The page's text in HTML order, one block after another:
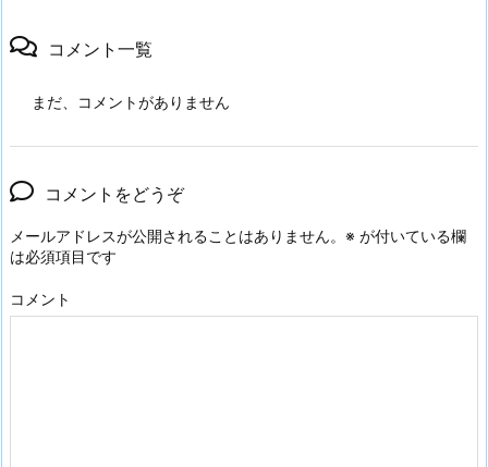
コメント一覧
まだ、コメントがありません
コメントをどうぞ
メールアドレスが公開されることはありません。 ※ が付いている欄
は必須項目です
コメント